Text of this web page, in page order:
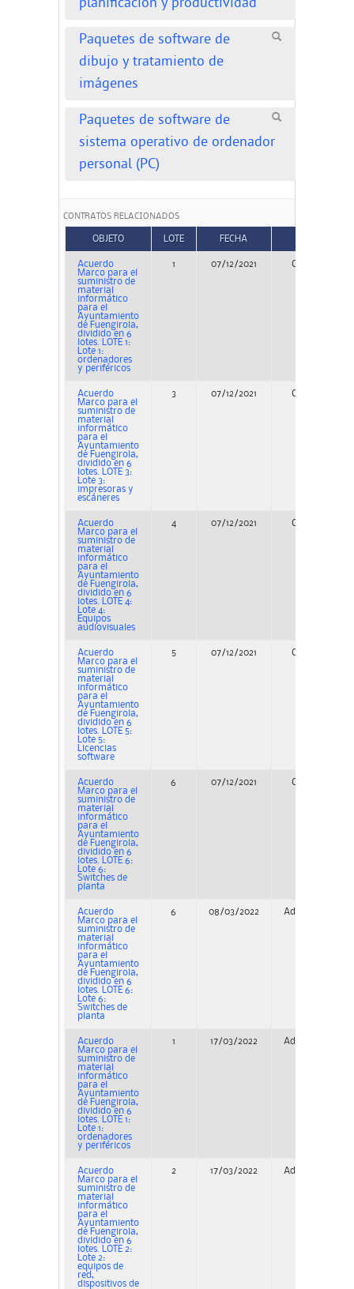
planificación y productividad
Paquetes de software de
dibujo y tratamiento de
imágenes
Paquetes de software de
sistema operativo de ordenador
personal (PC)
CONTRATOS RELACIONADOS
OBJETO LOTE FECHA
Acuerdo
Marco para el
suministro de
material
informático
para el
Ayuntamiento
de Fuengirola,
dividido en 6
lotes. LOTE 1:
Lote 1:
ordenadores
y periféricos
1 07/12/2021 Concurso
Acuerdo
Marco para el
suministro de
material
informático
para el
Ayuntamiento
de Fuengirola,
dividido en 6
lotes. LOTE 3:
Lote 3:
impresoras y
escáneres
3 07/12/2021 Concurso
Acuerdo
Marco para el
suministro de
material
informático
para el
Ayuntamiento
de Fuengirola,
dividido en 6
lotes. LOTE 4:
Lote 4:
Equipos
audiovisuales
4 07/12/2021 Concurso
Acuerdo
Marco para el
suministro de
material
informático
para el
Ayuntamiento
de Fuengirola,
dividido en 6
lotes. LOTE 5:
Lote 5:
Licencias
software
5 07/12/2021 Concurso
Acuerdo
Marco para el
suministro de
material
informático
para el
Ayuntamiento
de Fuengirola,
dividido en 6
lotes. LOTE 6:
Lote 6:
Switches de
planta
6 07/12/2021 Concurso
Acuerdo
Marco para el
suministro de
material
informático
para el
Ayuntamiento
de Fuengirola,
dividido en 6
lotes. LOTE 6:
Lote 6:
Switches de
planta
6 08/03/2022 Adjudicación
Acuerdo
Marco para el
suministro de
material
informático
para el
Ayuntamiento
de Fuengirola,
dividido en 6
lotes. LOTE 1:
Lote 1:
ordenadores
y periféricos
1 17/03/2022 Adjudicación
Acuerdo
Marco para el
suministro de
material
informático
para el
Ayuntamiento
de Fuengirola,
dividido en 6
lotes. LOTE 2:
Lote 2:
equipos de
red,
dispositivos de
2 17/03/2022 Adjudicación